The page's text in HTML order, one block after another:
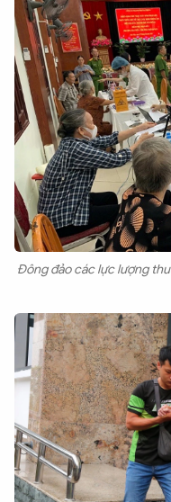
Đông đảo các lực lượng